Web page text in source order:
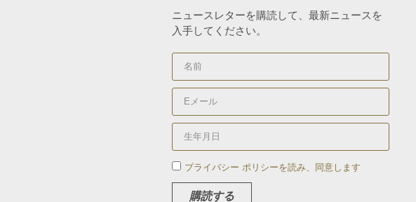
ニュースレターを購読して、最新ニュースを
入手してください。
プライバシー ポリシーを読み、同意します
購読する